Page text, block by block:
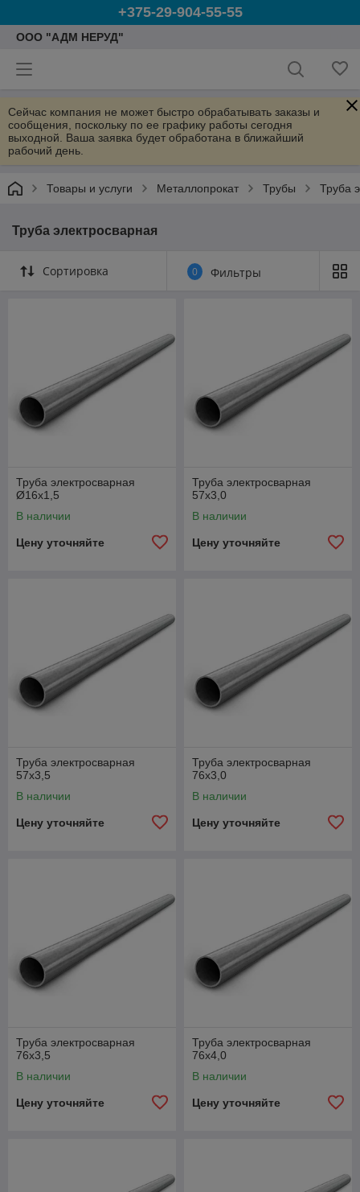
+375-29-904-55-55
ООО "АДМ НЕРУД"
Сейчас компания не может быстро обрабатывать заказы и
сообщения, поскольку по ее графику работы сегодня
выходной. Ваша заявка будет обработана в ближайший
рабочий день.
Товары и услуги Металлопрокат Трубы Труба
Труба электросварная
Сортировка 0 Фильтры
Труба электросварная
Ø16х1,5
В наличии
Цену уточняйте
Труба электросварная
57х3,0
В наличии
Цену уточняйте
Труба электросварная
57х3,5
В наличии
Цену уточняйте
Труба электросварная
76х3,0
В наличии
Цену уточняйте
Труба электросварная
76х3,5
В наличии
Цену уточняйте
Труба электросварная
76х4,0
В наличии
Цену уточняйте